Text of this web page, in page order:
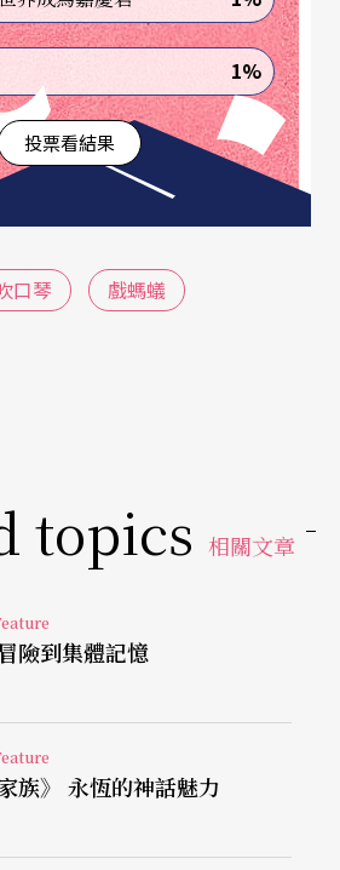
，他們有志一同的「暫止」
諾貝爾得獎劇作裡，有名字跟
起話來，「暫止」之聲，更是
。
的說，「暫止」是情緒的轉
營造與強化。但是，「暫止」
」，也就是我所說的「安靜的
她作品雖少，卻可以篤定進入
的基石。
出令人難忘的片刻
我在台北植物園內的「藝術
南海劇場）裡，第一次看到陳
盲人院世界的《
1%
投票看結果
口琴
戲螞蟻
topics 相關文章
險到集體記憶
《海神家族》 永恆的神話魅力